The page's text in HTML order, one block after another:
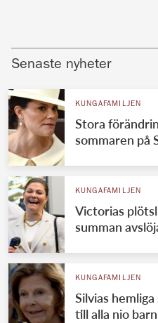
Senaste nyheter
KUNGAFAMILJEN
Stora
sommaren på
KUNGAFAMILJEN
Victorias
summan
KUNGAFAMILJEN
Silvias
till alla nio